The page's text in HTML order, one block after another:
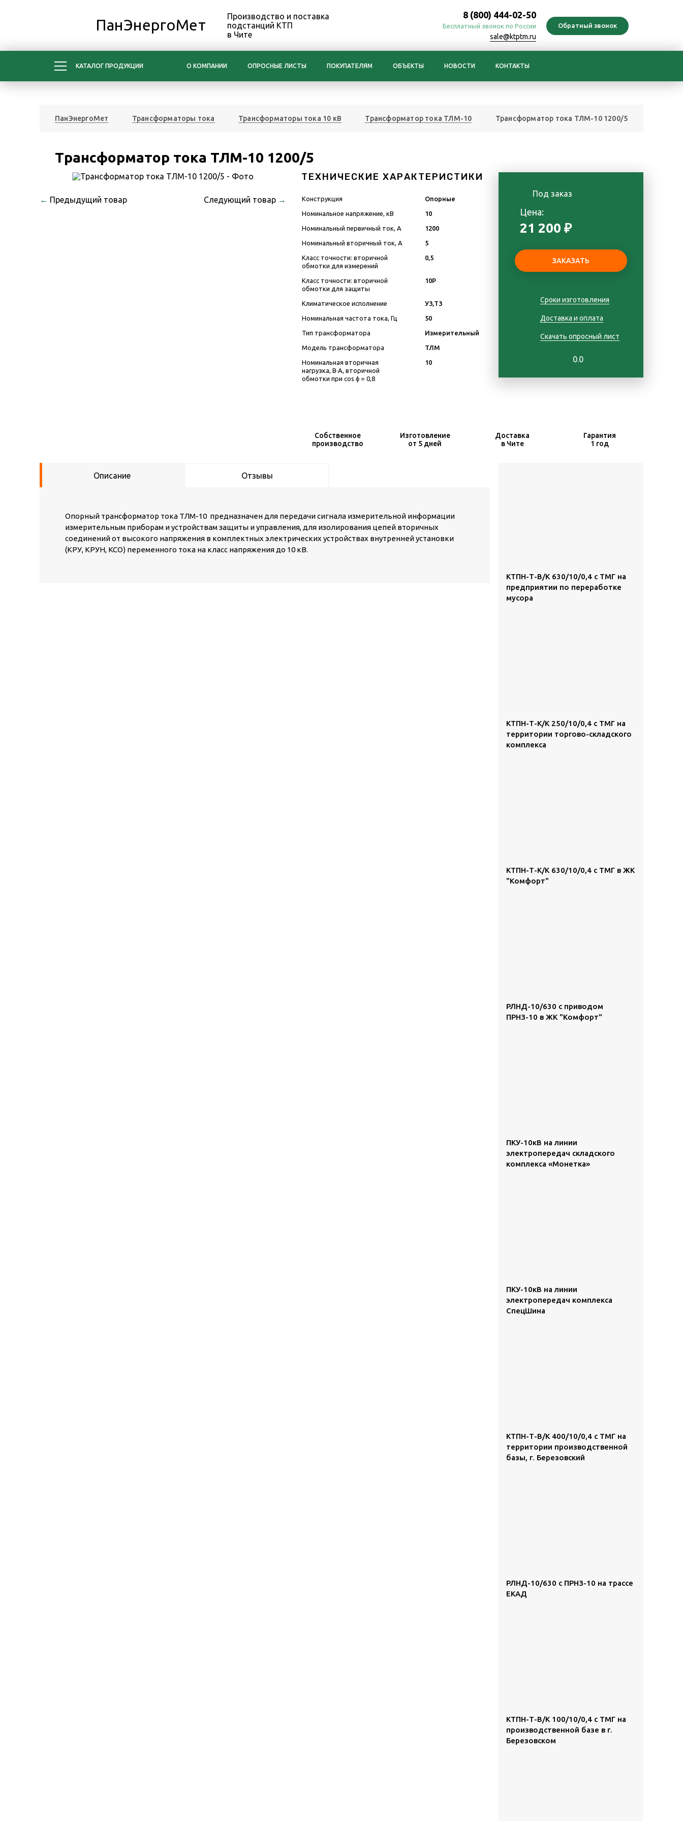
ПанЭнергоМет
Производство и поставка
подстанций КТП
в Чите
8 (800) 444-02-50
Бесплатный звонок по России
sale@ktptm.ru
КАТАЛОГ ПРОДУКЦИИ О КОМПАНИИ ОПРОСНЫЕ ЛИСТЫ ПОКУПАТЕЛЯМ ОБЪЕКТЫ НОВОСТИ КОНТАКТЫ
ПанЭнергоМет Трансформаторы тока Трансформаторы тока 10 кВ Трансформатор тока ТЛМ-10 Трансформатор тока ТЛМ-10 1200/5
Трансформатор тока ТЛМ-10 1200/5
← Предыдущий товар Следующий товар →
ТЕХНИЧЕСКИЕ ХАРАКТЕРИСТИКИ
Конструкция Опорные
Номинальное напряжение, кВ 10
Номинальный первичный ток, А 1200
Номинальный вторичный ток, А 5
Класс точности: вторичной
обмотки для измерений
0,5
Класс точности: вторичной
обмотки для защиты
10P
Климатическое исполнение У3,Т3
Номинальная частота тока, Гц 50
Тип трансформатора Измерительный
Модель трансформатора ТЛМ
Номинальная вторичная
нагрузка, В·А, вторичной
обмотки при cos ϕ = 0,8
10
Под заказ
Цена:
21 200 ₽
Сроки изготовления
Доставка и оплата
Скачать опросный лист
0.0
Собственное
производство
Изготовление
от 5 дней
Доставка
в Чите
Гарантия
1 год
Описание Отзывы
Опорный трансформатор тока ТЛМ-10 предназначен для передачи сигнала измерительной информации
измерительным приборам и устройствам защиты и управления, для изолирования цепей вторичных
соединений от высокого напряжения в комплектных электрических устройствах внутренней установки
(КРУ, КРУН, КСО) переменного тока на класс напряжения до 10 кВ.
КТПН-Т-В/К 630/10/0,4 с ТМГ на
предприятии по переработке
мусора
КТПН-Т-К/К 250/10/0,4 с ТМГ на
территории торгово-складского
комплекса
КТПН-Т-К/К 630/10/0,4 с ТМГ в ЖК
"Комфорт"
РЛНД-10/630 с приводом
ПРНЗ-10 в ЖК "Комфорт"
ПКУ-10кВ на линии
электропередач складского
комплекса «Монетка»
ПКУ-10кВ на линии
электропередач комплекса
СпецШина
КТПН-Т-В/К 400/10/0,4 с ТМГ на
территории производственной
базы, г. Березовский
РЛНД-10/630 с ПРНЗ-10 на трассе
ЕКАД
КТПН-Т-В/К 100/10/0,4 с ТМГ на
производственной базе в г.
Березовском